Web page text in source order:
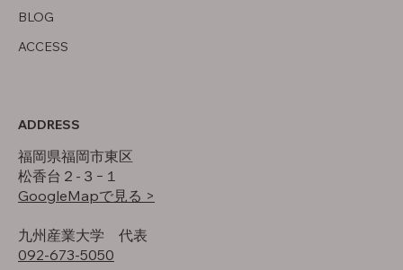
BLOG
ACCESS
ADDRESS
福岡県福岡市東区
松香台２-３−１
GoogleMapで見る >
​九州産業大学 代表
092-673-5050